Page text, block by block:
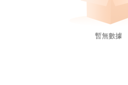
暫無數據